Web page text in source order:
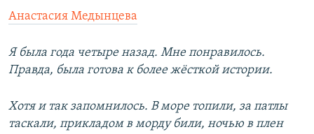
Анастасия Медынцева
Я была года четыре назад. Мне понравилось.
Правда, была готова к более жёсткой истории.
Хотя и так запомнилось. В море топили, за патлы
таскали, прикладом в морду били, ночью в плен